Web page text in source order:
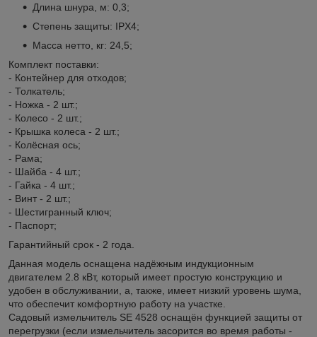
Длина шнура, м: 0,3;
Степень защиты: IPX4;
Масса нетто, кг: 24,5;
Комплект поставки:
- Контейнер для отходов;
- Толкатель;
- Ножка - 2 шт.;
- Колесо - 2 шт.;
- Крышка колеса - 2 шт.;
- Колёсная ось;
- Рама;
- Шайба - 4 шт.;
- Гайка - 4 шт.;
- Винт - 2 шт.;
- Шестигранный ключ;
- Паспорт;
Гарантийный срок - 2 года.
Данная модель оснащена надёжным индукционным
двигателем 2.8 кВт, который имеет простую конструкцию и
удобен в обслуживании, а, также, имеет низкий уровень шума,
что обеспечит комфортную работу на участке.
Садовый измельчитель SE 4528 оснащён функцией защиты от
перегрузки (если измельчитель засорится во время работы -